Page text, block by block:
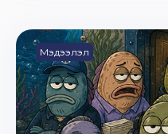
Мэдээлэл